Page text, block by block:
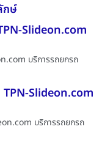
กษ์
Slideon.com
บริการรถยกรถ
TPN-Slideon.com
บริการรถยกรถ